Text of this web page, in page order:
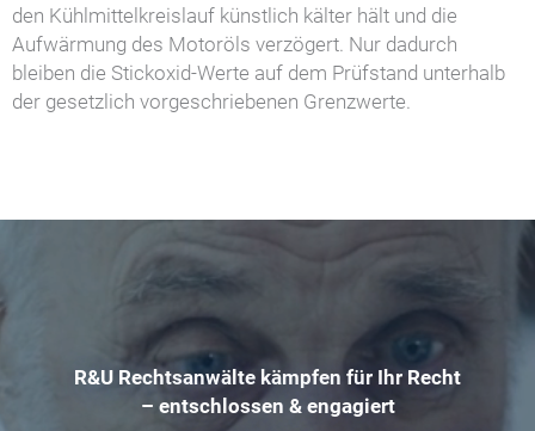
den Kühlmittelkreislauf künstlich kälter hält und die
Aufwärmung des Motoröls verzögert. Nur dadurch
bleiben die Stickoxid-Werte auf dem Prüfstand unterhalb
der gesetzlich vorgeschriebenen Grenzwerte.
R&U Rechtsanwälte kämpfen für Ihr Recht
– entschlossen & engagiert